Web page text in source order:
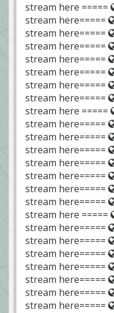
stream here =====
stream here=====
stream here=====
stream here=====
stream here=====
stream here=====
stream here=====
stream here=====
stream here =====
stream here=====
stream here=====
stream here=====
stream here=====
stream here=====
stream here=====
stream here=====
stream here =====
stream here=====
stream here=====
stream here=====
stream here=====
stream here=====
stream here=====
stream here=====